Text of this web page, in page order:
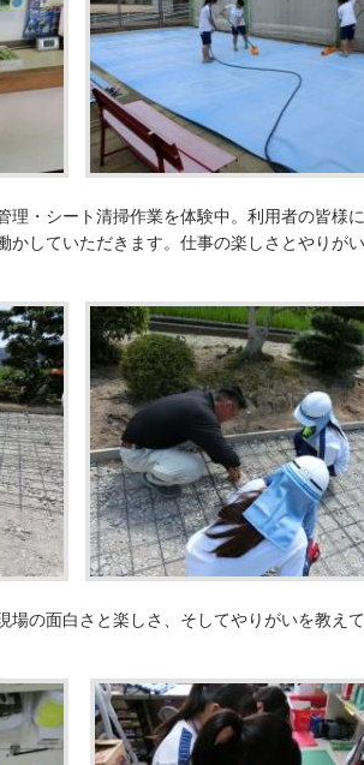
理・シート清掃作業を体験中。利用者の皆様
かしていただきます。仕事の楽しさとやりが
場の面白さと楽しさ、そしてやりがいを教え